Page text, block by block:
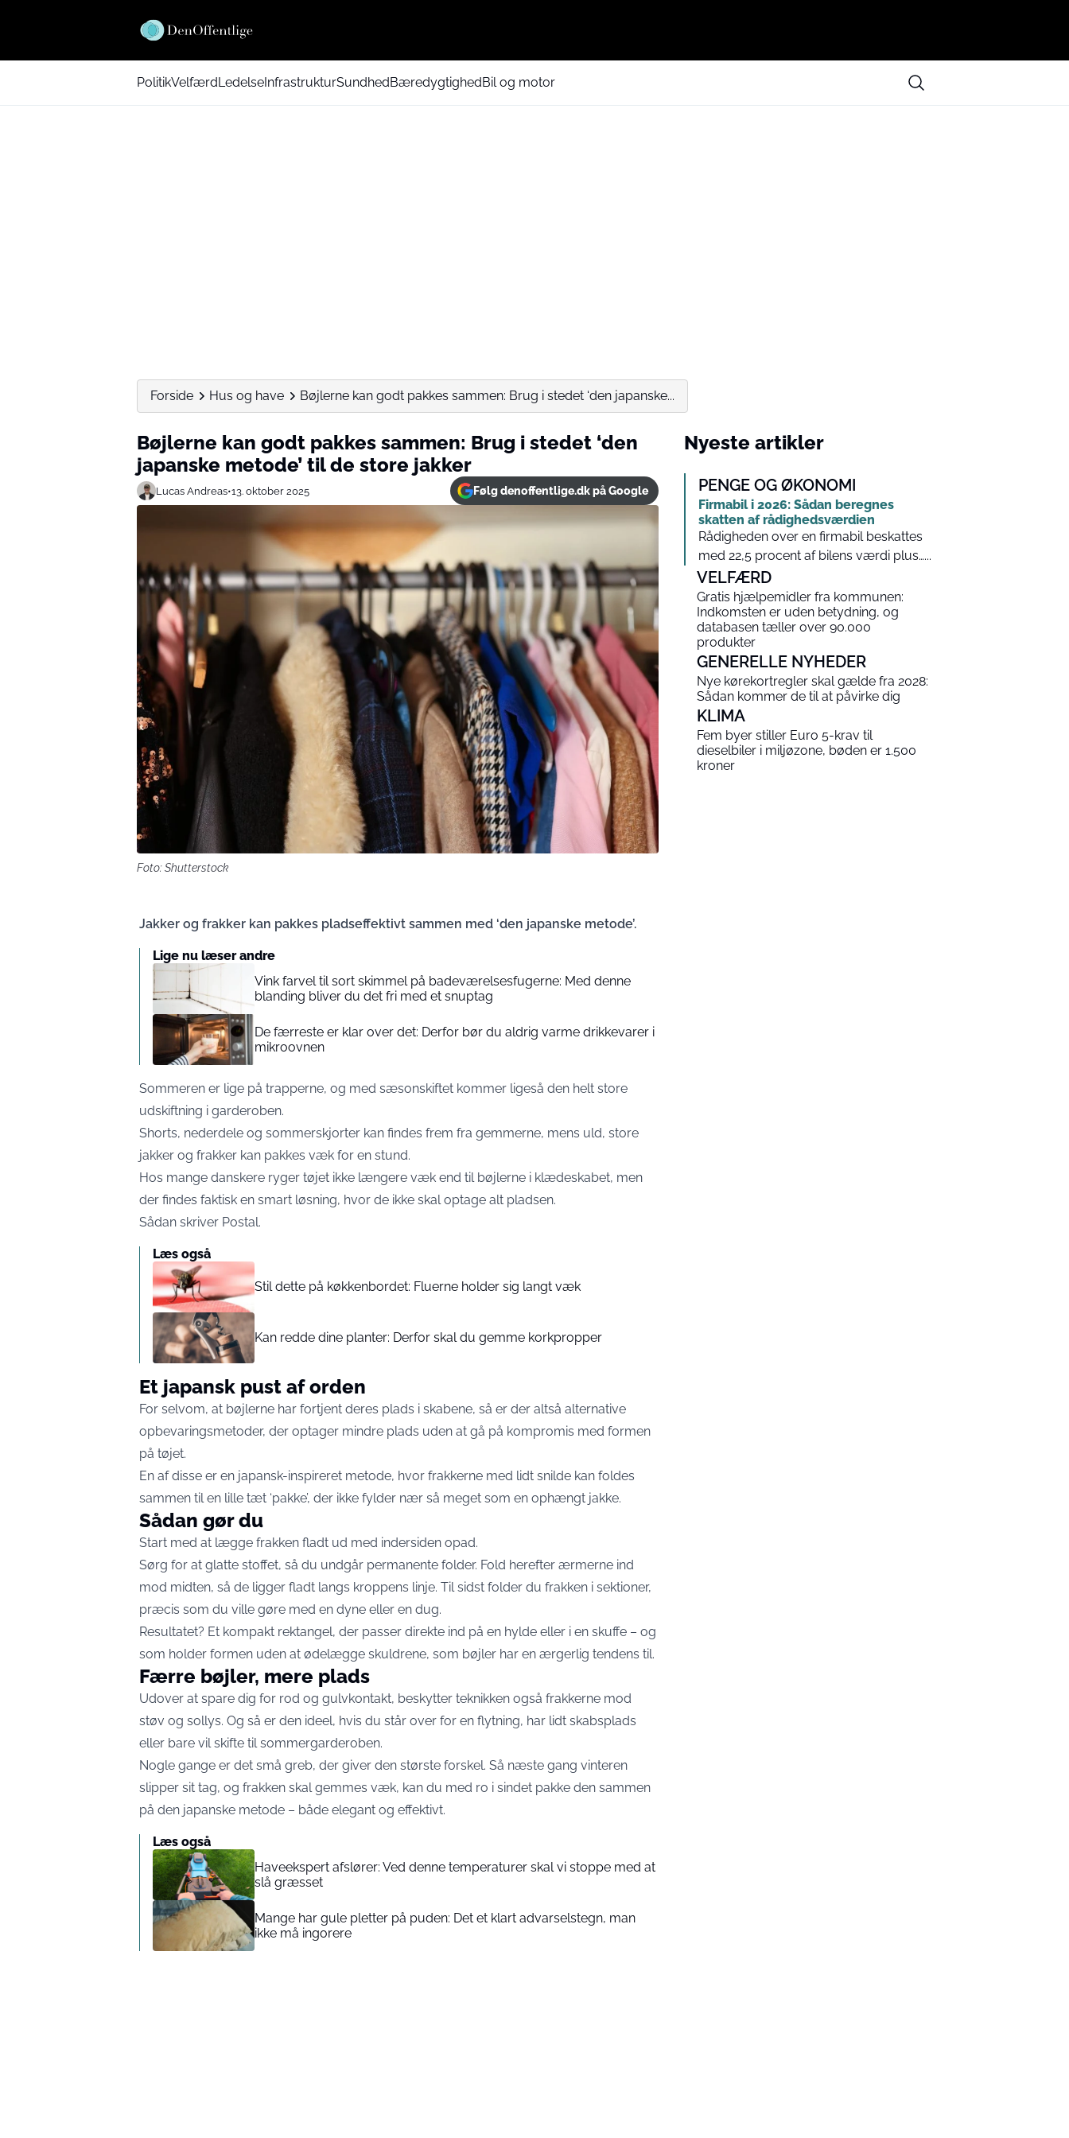
PolitikVelfærdLedelseInfrastrukturSundhedBæredygtighedBil og motor
Forside Hus og have Bøjlerne kan godt pakkes sammen: Brug i stedet ‘den japanske...
Bøjlerne kan godt pakkes sammen: Brug i stedet ‘den
japanske metode’ til de store jakker
Lucas Andreas•13. oktober 2025 Følg denoffentlige.dk på Google
Foto: Shutterstock
Jakker og frakker kan pakkes pladseffektivt sammen med ‘den japanske metode’.
Lige nu læser andre
Vink farvel til sort skimmel på badeværelsesfugerne: Med denne
blanding bliver du det fri med et snuptag
De færreste er klar over det: Derfor bør du aldrig varme drikkevarer i
mikroovnen
Sommeren er lige på trapperne, og med sæsonskiftet kommer ligeså den helt store
udskiftning i garderoben.
Shorts, nederdele og sommerskjorter kan findes frem fra gemmerne, mens uld, store
jakker og frakker kan pakkes væk for en stund.
Hos mange danskere ryger tøjet ikke længere væk end til bøjlerne i klædeskabet, men
der findes faktisk en smart løsning, hvor de ikke skal optage alt pladsen.
Sådan skriver Postal.
Læs også
Stil dette på køkkenbordet: Fluerne holder sig langt væk
Kan redde dine planter: Derfor skal du gemme korkpropper
Et japansk pust af orden
For selvom, at bøjlerne har fortjent deres plads i skabene, så er der altså alternative
opbevaringsmetoder, der optager mindre plads uden at gå på kompromis med formen
på tøjet.
En af disse er en japansk-inspireret metode, hvor frakkerne med lidt snilde kan foldes
sammen til en lille tæt ‘pakke’, der ikke fylder nær så meget som en ophængt jakke.
Sådan gør du
Start med at lægge frakken fladt ud med indersiden opad.
Sørg for at glatte stoffet, så du undgår permanente folder. Fold herefter ærmerne ind
mod midten, så de ligger fladt langs kroppens linje. Til sidst folder du frakken i sektioner,
præcis som du ville gøre med en dyne eller en dug.
Resultatet? Et kompakt rektangel, der passer direkte ind på en hylde eller i en skuffe – og
som holder formen uden at ødelægge skuldrene, som bøjler har en ærgerlig tendens til.
Færre bøjler, mere plads
Udover at spare dig for rod og gulvkontakt, beskytter teknikken også frakkerne mod
støv og sollys. Og så er den ideel, hvis du står over for en flytning, har lidt skabsplads
eller bare vil skifte til sommergarderoben.
Nogle gange er det små greb, der giver den største forskel. Så næste gang vinteren
slipper sit tag, og frakken skal gemmes væk, kan du med ro i sindet pakke den sammen
på den japanske metode – både elegant og effektivt.
Læs også
Haveekspert afslører: Ved denne temperaturer skal vi stoppe med at
slå græsset
Mange har gule pletter på puden: Det et klart advarselstegn, man
ikke må ingorere
Nyeste artikler
PENGE OG ØKONOMI
Firmabil i 2026: Sådan beregnes
skatten af rådighedsværdien
Rådigheden over en firmabil beskattes
med 22,5 procent af bilens værdi plus…...
VELFÆRD
Gratis hjælpemidler fra kommunen:
Indkomsten er uden betydning, og
databasen tæller over 90.000
produkter
GENERELLE NYHEDER
Nye kørekortregler skal gælde fra 2028:
Sådan kommer de til at påvirke dig
KLIMA
Fem byer stiller Euro 5-krav til
dieselbiler i miljøzone, bøden er 1.500
kroner